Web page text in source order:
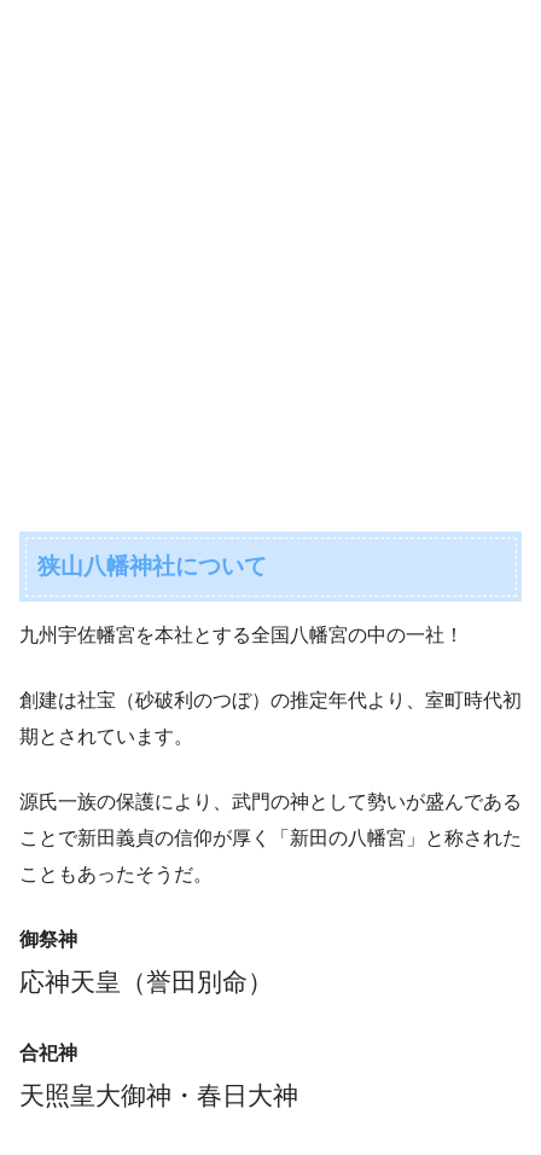
狭山八幡神社について
九州宇佐幡宮を本社とする全国八幡宮の中の一社！
創建は社宝（砂破利のつぼ）の推定年代より、室町時代初
期とされています。
源氏一族の保護により、武門の神として勢いが盛んである
ことで新田義貞の信仰が厚く「新田の八幡宮」と称された
こともあったそうだ。
御祭神
応神天皇（誉田別命）
合祀神
天照皇大御神・春日大神